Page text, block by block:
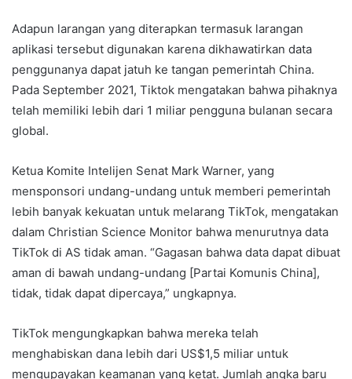
Adapun larangan yang diterapkan termasuk larangan
aplikasi tersebut digunakan karena dikhawatirkan data
penggunanya dapat jatuh ke tangan pemerintah China.
Pada September 2021, Tiktok mengatakan bahwa pihaknya
telah memiliki lebih dari 1 miliar pengguna bulanan secara
global.
Ketua Komite Intelijen Senat Mark Warner, yang
mensponsori undang-undang untuk memberi pemerintah
lebih banyak kekuatan untuk melarang TikTok, mengatakan
dalam Christian Science Monitor bahwa menurutnya data
TikTok di AS tidak aman. “Gagasan bahwa data dapat dibuat
aman di bawah undang-undang [Partai Komunis China],
tidak, tidak dapat dipercaya,” ungkapnya.
TikTok mengungkapkan bahwa mereka telah
menghabiskan dana lebih dari US$1,5 miliar untuk
mengupayakan keamanan yang ketat. Jumlah angka baru